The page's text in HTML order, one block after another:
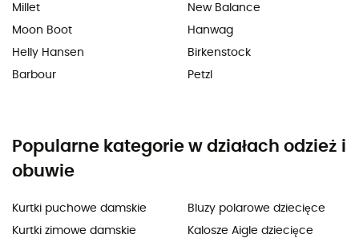
Millet
Moon Boot
Helly Hansen
Barbour
New Balance
Hanwag
Birkenstock
Petzl
Popularne kategorie w działach odzież i
obuwie
Kurtki puchowe damskie
Kurtki zimowe damskie
Bluzy polarowe dziecięce
Kalosze Aigle dziecięce